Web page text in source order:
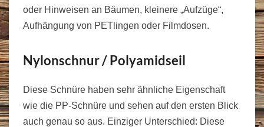
oder Hinweisen an Bäumen, kleinere „Aufzüge“,
Aufhängung von PETlingen oder Filmdosen.
Nylonschnur / Polyamidseil
Diese Schnüre haben sehr ähnliche Eigenschaft
wie die PP-Schnüre und sehen auf den ersten Blick
auch genau so aus. Einziger Unterschied: Diese